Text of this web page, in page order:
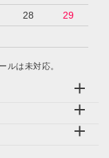
28
29
ルは未対応。